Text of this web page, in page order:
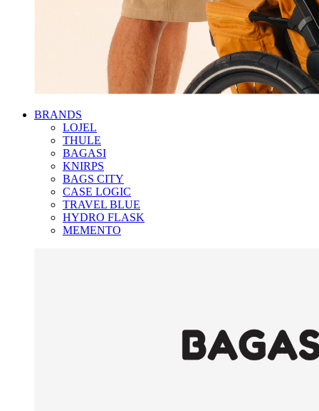
BRANDS
LOJEL
THULE
BAGASI
KNIRPS
BAGS CITY
CASE LOGIC
TRAVEL BLUE
HYDRO FLASK
MEMENTO